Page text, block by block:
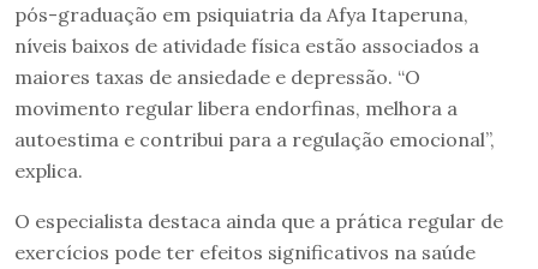
pós-graduação em psiquiatria da Afya Itaperuna,
níveis baixos de atividade física estão associados a
maiores taxas de ansiedade e depressão. “O
movimento regular libera endorfinas, melhora a
autoestima e contribui para a regulação emocional”,
explica.
O especialista destaca ainda que a prática regular de
exercícios pode ter efeitos significativos na saúde